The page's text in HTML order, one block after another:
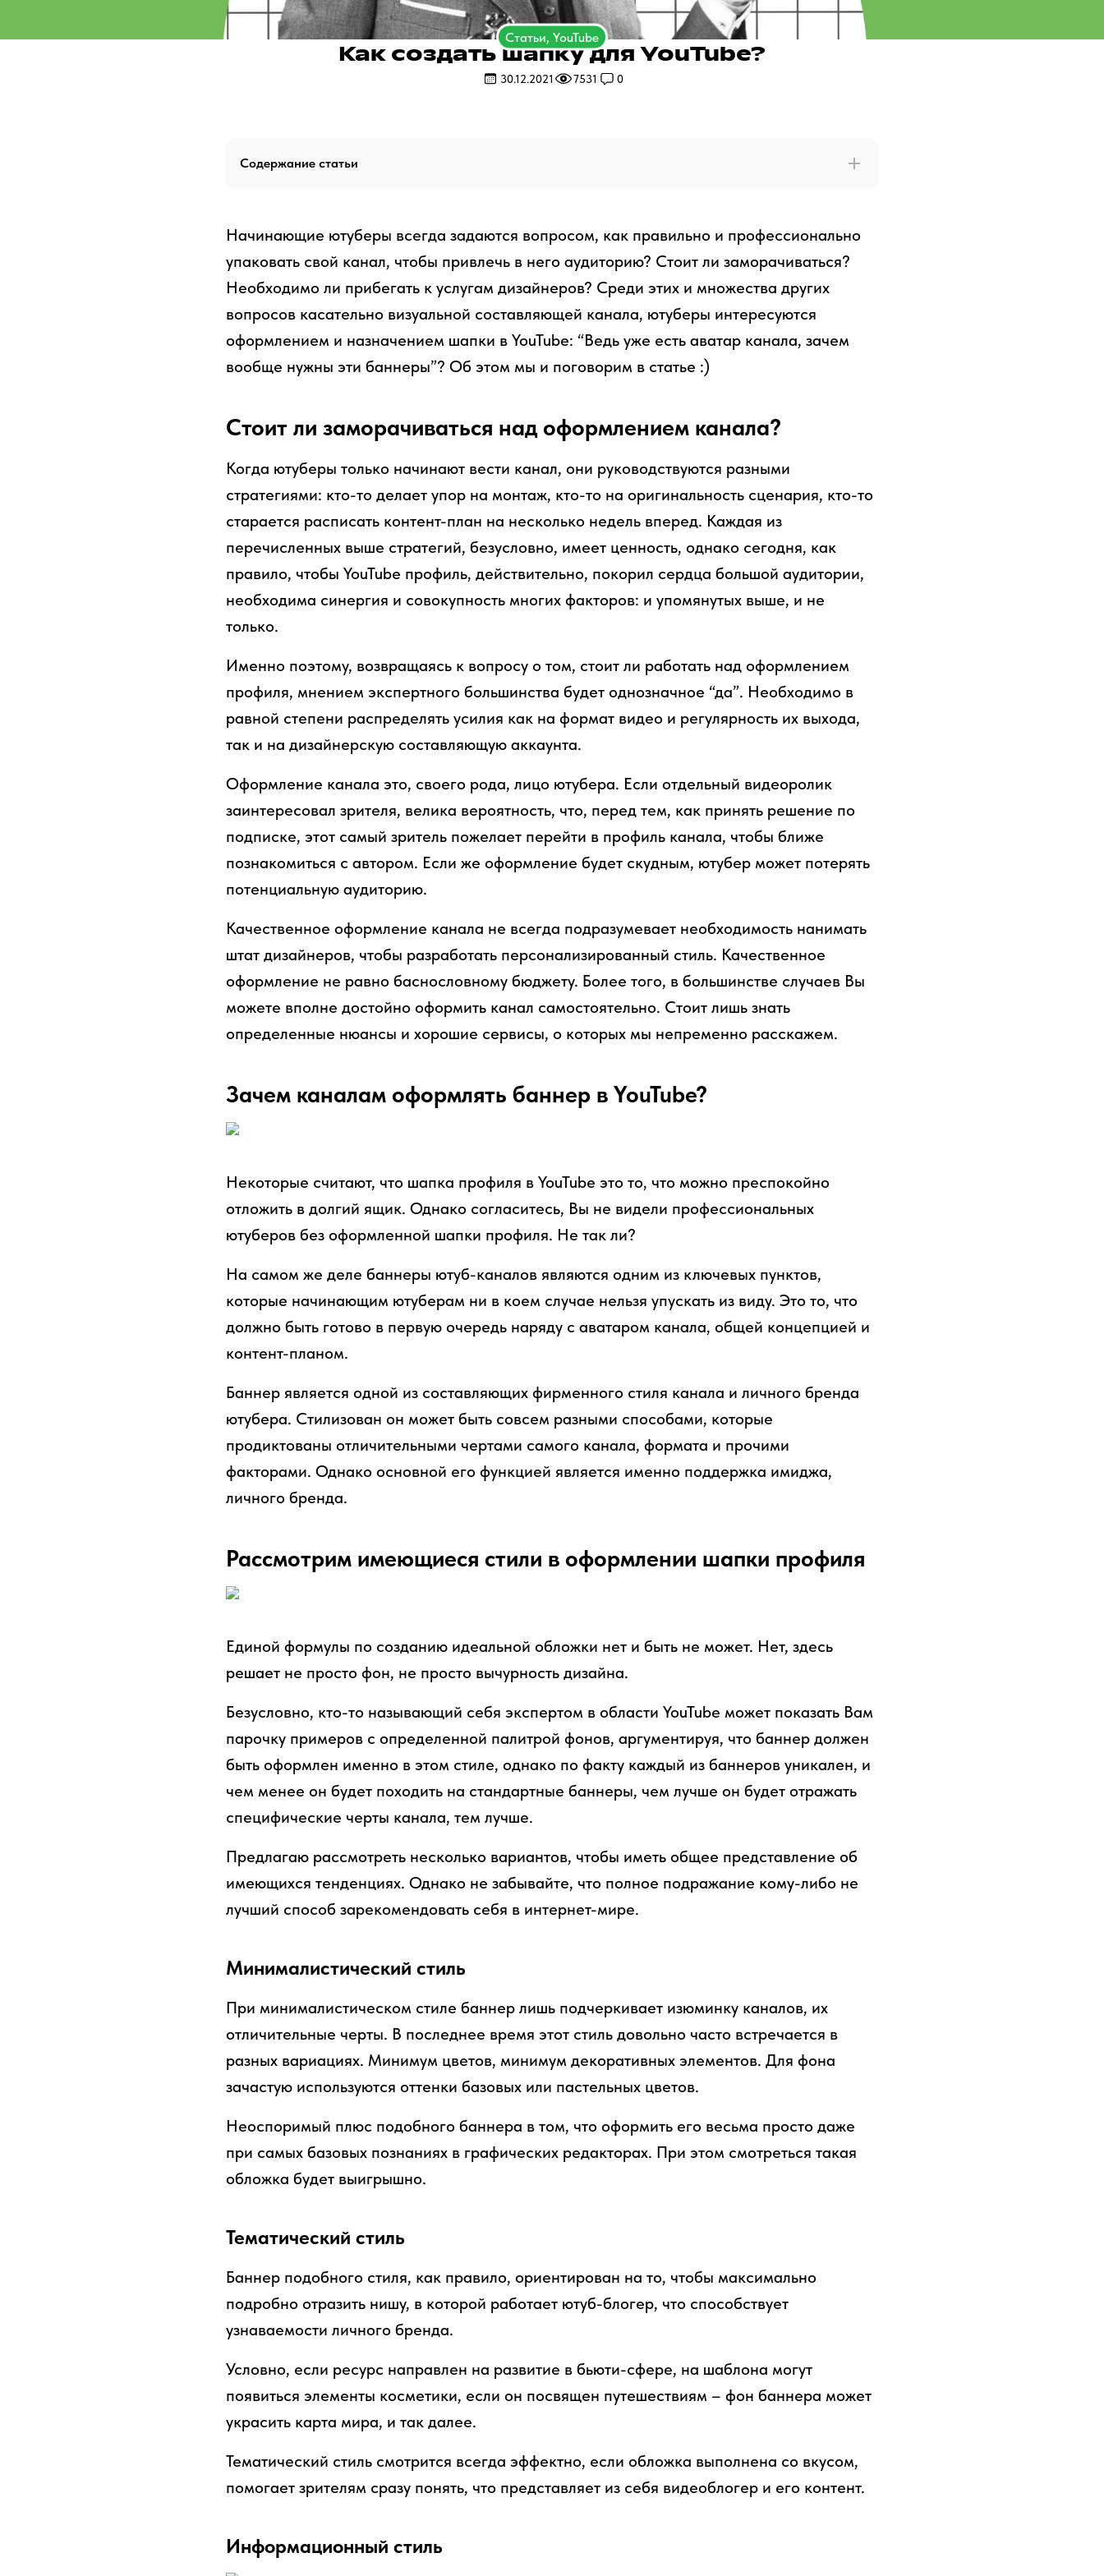
Статьи, YouTube
Как создать шапку для YouTube?
30.12.2021 7531 0
Содержание статьи
Начинающие ютуберы всегда задаются вопросом, как правильно и профессионально
упаковать свой канал, чтобы привлечь в него аудиторию? Стоит ли заморачиваться?
Необходимо ли прибегать к услугам дизайнеров? Среди этих и множества других
вопросов касательно визуальной составляющей канала, ютуберы интересуются
оформлением и назначением шапки в YouTube: “Ведь уже есть аватар канала, зачем
вообще нужны эти баннеры”? Об этом мы и поговорим в статье :)
Стоит ли заморачиваться над оформлением канала?
Когда ютуберы только начинают вести канал, они руководствуются разными
стратегиями: кто-то делает упор на монтаж, кто-то на оригинальность сценария, кто-то
старается расписать контент-план на несколько недель вперед. Каждая из
перечисленных выше стратегий, безусловно, имеет ценность, однако сегодня, как
правило, чтобы YouTube профиль, действительно, покорил сердца большой аудитории,
необходима синергия и совокупность многих факторов: и упомянутых выше, и не
только.
Именно поэтому, возвращаясь к вопросу о том, стоит ли работать над оформлением
профиля, мнением экспертного большинства будет однозначное “да”. Необходимо в
равной степени распределять усилия как на формат видео и регулярность их выхода,
так и на дизайнерскую составляющую аккаунта.
Оформление канала это, своего рода, лицо ютубера. Если отдельный видеоролик
заинтересовал зрителя, велика вероятность, что, перед тем, как принять решение по
подписке, этот самый зритель пожелает перейти в профиль канала, чтобы ближе
познакомиться с автором. Если же оформление будет скудным, ютубер может потерять
потенциальную аудиторию.
Качественное оформление канала не всегда подразумевает необходимость нанимать
штат дизайнеров, чтобы разработать персонализированный стиль. Качественное
оформление не равно баснословному бюджету. Более того, в большинстве случаев Вы
можете вполне достойно оформить канал самостоятельно. Стоит лишь знать
определенные нюансы и хорошие сервисы, о которых мы непременно расскажем.
Зачем каналам оформлять баннер в YouTube?
Некоторые считают, что шапка профиля в YouTube это то, что можно преспокойно
отложить в долгий ящик. Однако согласитесь, Вы не видели профессиональных
ютуберов без оформленной шапки профиля. Не так ли?
На самом же деле баннеры ютуб-каналов являются одним из ключевых пунктов,
которые начинающим ютуберам ни в коем случае нельзя упускать из виду. Это то, что
должно быть готово в первую очередь наряду с аватаром канала, общей концепцией и
контент-планом.
Баннер является одной из составляющих фирменного стиля канала и личного бренда
ютубера. Стилизован он может быть совсем разными способами, которые
продиктованы отличительными чертами самого канала, формата и прочими
факторами. Однако основной его функцией является именно поддержка имиджа,
личного бренда.
Рассмотрим имеющиеся стили в оформлении шапки профиля
Единой формулы по созданию идеальной обложки нет и быть не может. Нет, здесь
решает не просто фон, не просто вычурность дизайна.
Безусловно, кто-то называющий себя экспертом в области YouTube может показать Вам
парочку примеров c определенной палитрой фонов, аргументируя, что баннер должен
быть оформлен именно в этом стиле, однако по факту каждый из баннеров уникален, и
чем менее он будет походить на стандартные баннеры, чем лучше он будет отражать
специфические черты канала, тем лучше.
Предлагаю рассмотреть несколько вариантов, чтобы иметь общее представление об
имеющихся тенденциях. Однако не забывайте, что полное подражание кому-либо не
лучший способ зарекомендовать себя в интернет-мире.
Минималистический стиль
При минималистическом стиле баннер лишь подчеркивает изюминку каналов, их
отличительные черты. В последнее время этот стиль довольно часто встречается в
разных вариациях. Минимум цветов, минимум декоративных элементов. Для фона
зачастую используются оттенки базовых или пастельных цветов.
Неоспоримый плюс подобного баннера в том, что оформить его весьма просто даже
при самых базовых познаниях в графических редакторах. При этом смотреться такая
обложка будет выигрышно.
Тематический стиль
Баннер подобного стиля, как правило, ориентирован на то, чтобы максимально
подробно отразить нишу, в которой работает ютуб-блогер, что способствует
узнаваемости личного бренда.
Условно, если ресурс направлен на развитие в бьюти-сфере, на шаблона могут
появиться элементы косметики, если он посвящен путешествиям – фон баннера может
украсить карта мира, и так далее.
Тематический стиль смотрится всегда эффектно, если обложка выполнена со вкусом,
помогает зрителям сразу понять, что представляет из себя видеоблогер и его контент.
Информационный стиль